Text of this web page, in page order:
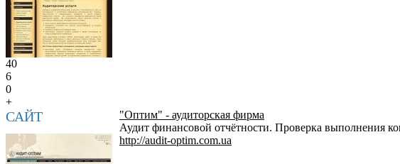
40
6
0
+
САЙТ
"Оптим" - аудиторская фирма
Аудит финансовой отчётности. Проверка выполнения
http://audit-optim.com.ua